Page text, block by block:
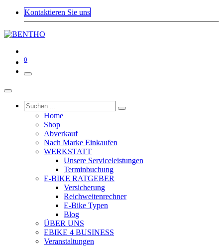
Kontaktieren Sie uns
0
Home
Shop
Abverkauf
Nach Marke Einkaufen
WERKSTATT
Unsere Serviceleistungen
Terminbuchung
E-BIKE RATGEBER
Versicherung
Reichweitenrechner
E-Bike Typen
Blog
ÜBER UNS
EBIKE 4 BUSINESS
Veranstaltungen